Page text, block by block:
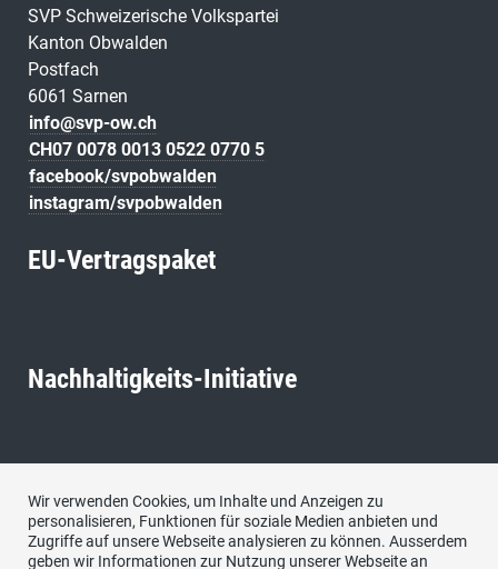
SVP Schweizerische Volkspartei
Kanton Obwalden
Postfach
6061 Sarnen
info@svp-ow.ch
CH07 0078 0013 0522 0770 5
facebook/svpobwalden
instagram/svpobwalden
EU-Vertragspaket
Nachhaltigkeits-Initiative
Neutralitäts-Initiative
Wir verwenden Cookies, um Inhalte und Anzeigen zu
personalisieren, Funktionen für soziale Medien anbieten und
Zugriffe auf unsere Webseite analysieren zu können. Ausserdem
geben wir Informationen zur Nutzung unserer Webseite an